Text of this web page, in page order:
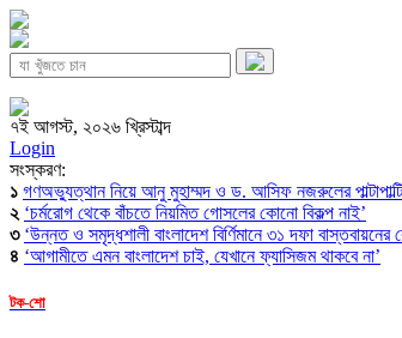
৭ই আগস্ট, ২০২৬ খ্রিস্টাব্দ
Login
সংস্করণ:
১ গণঅভ্যুত্থান নিয়ে আনু মুহাম্মদ ও ড. আসিফ নজরুলের
২ ‘চর্মরোগ থেকে বাঁচতে নিয়মিত গোসলের কোনো বিকল্প নাই’
৩ ‘উন্নত ও সমৃদ্ধশালী বাংলাদেশ বির্ণিমানে ৩১ দফা বাস্তবায়নের
৪ ‘আগামীতে এমন বাংলাদেশ চাই, যেখানে ফ্যাসিজম থাকবে না’
টক-শো